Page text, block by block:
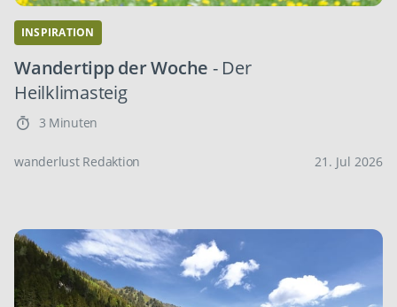
INSPIRATION
Wandertipp der Woche - Der
Heilklimasteig
3 Minuten
wanderlust Redaktion 21. Jul 2026